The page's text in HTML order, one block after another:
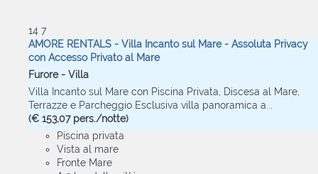
14 7
AMORE RENTALS - Villa Incanto sul Mare - Assoluta Privacy
con Accesso Privato al Mare
Furore - Villa
Villa Incanto sul Mare con Piscina Privata, Discesa al Mare,
Terrazze e Parcheggio Esclusiva villa panoramica a...
(€ 153,07 pers./notte)
Piscina privata
Vista al mare
Fronte Mare